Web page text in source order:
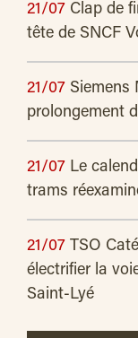
21/07 Clap de
tête de SNCF
21/07 Siemens
prolongement
21/07 Le
trams
21/07 TSO
électrifier la
Saint-Lyé